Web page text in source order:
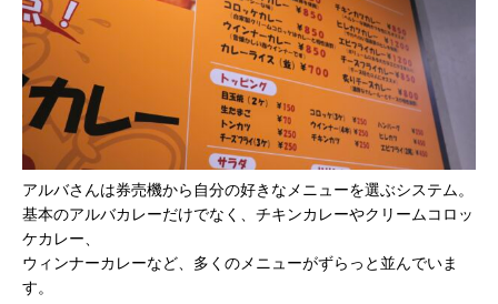
アルバさんは券売機から自分の好きなメニューを選ぶシステム。
基本のアルバカレーだけでなく、チキンカレーやクリームコロッ
ケカレー、
ウィンナーカレーなど、多くのメニューがずらっと並んでいま
す。